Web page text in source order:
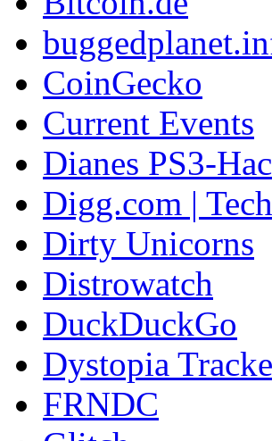
CoinGecko
Current Events
Dianes PS3-
Digg.com |
Dirty Unicorns
Distrowatch
DuckDuckGo
Dystopia
FRNDC